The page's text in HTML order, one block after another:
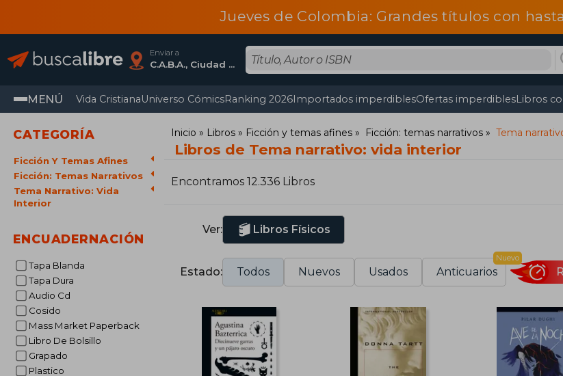
Jueves de Colombia: Grandes títulos con
Enviar a
C.A.B.A., Ciudad Autónoma De Buenos Aires
MENÚ Vida CristianaUniverso CómicsRanking 2026Importados imperdiblesOfertas imperdiblesLibros
CATEGORÍA
Ficción Y Temas Afines
Ficción: Temas Narrativos
Tema Narrativo: Vida
Interior
ENCUADERNACIÓN
Tapa Blanda
Tapa Dura
Audio Cd
Cosido
Mass Market Paperback
Libro De Bolsillo
Grapado
Plastico
Inicio Libros Ficción y temas afines Ficción: temas narrativos Tema
Libros de Tema narrativo: vida interior
Encontramos 12.336 Libros
Ver: Libros Físicos
Estado: Todos Nuevos Usados Anticuarios
Nuevo